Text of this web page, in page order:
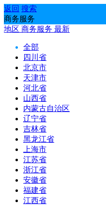
返回 搜索
商务服务
地区 商务服务 最新
全部
四川省
北京市
天津市
河北省
山西省
内蒙古自治区
辽宁省
吉林省
黑龙江省
上海市
江苏省
浙江省
安徽省
福建省
江西省